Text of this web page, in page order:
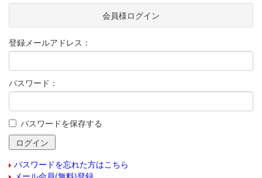
会員様ログイン
登録メールアドレス：
パスワード：
パスワードを保存する
パスワードを忘れた方はこちら
メール会員(無料)登録